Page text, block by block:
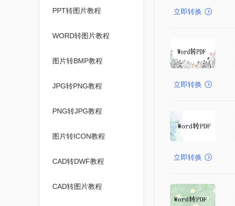
PPT转图片教程
WORD转图片教程
图片转BMP教程
JPG转PNG教程
PNG转JPG教程
图片转ICON教程
CAD转DWF教程
CAD转图片教程
立即转换
立即转换
立即转换